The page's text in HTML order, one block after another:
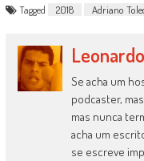
Tagged 2018 Adriano
Se acha um
podcaster,
mas nunca
acha um
se escreve